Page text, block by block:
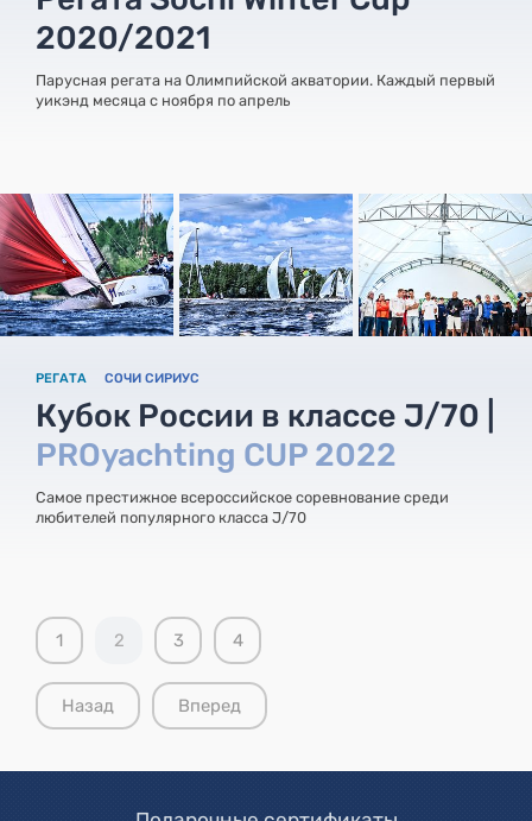
2020/2021
Парусная регата на Олимпийской акватории. Каждый первый
уикэнд месяца с ноября по апрель
РЕГАТА СОЧИ СИРИУС
Кубок России в классе J/70 |
PROyachting CUP 2022
Самое престижное всероссийское соревнование среди
любителей популярного класса J/70
1 2 3 4
Назад Вперед